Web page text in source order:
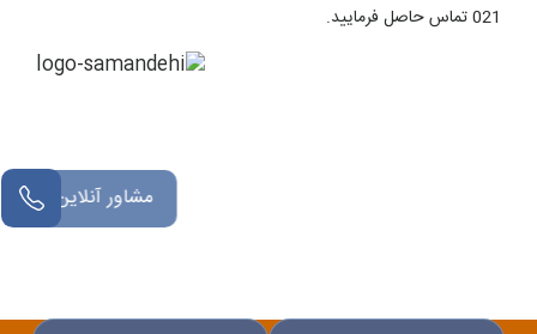
021 تماس حاصل فرمایید.